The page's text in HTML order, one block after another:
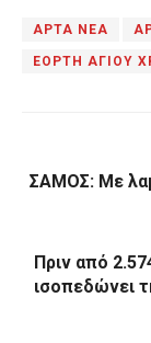
ΑΡΤΑ ΝΕΑ
ΕΟΡΤΗ ΑΓΙΟΥ
ΣΑΜΟΣ: Με
Πριν από
ισοπεδώνει